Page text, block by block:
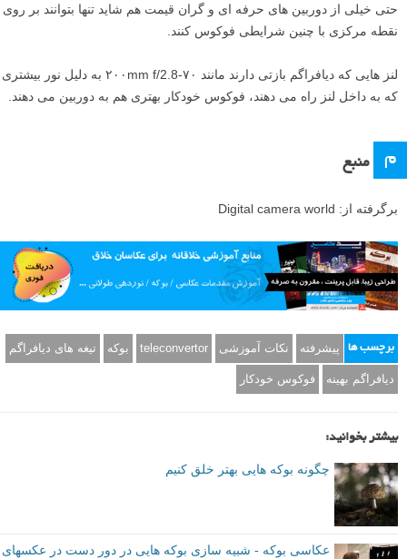
حتی خیلی از دوربین های حرفه ای و گران قیمت هم شاید تنها بتوانند بر روی
نقطه مرکزی با چنین شرایطی فوکوس کنند.
لنز هایی که دیافراگم بازتی دارند مانند ۷۰-۲۰۰mm f/2.8 به دلیل نور بیشتری
که به داخل لنز راه می دهند، فوکوس خودکار بهتری هم به دوربین می دهند.
م منبع
برگرفته از: Digital camera world
برچسب ها پیشرفته نکات آموزشی teleconvertor بوکه تیغه های دیافراگم
دیافراگم بهینه فوکوس خودکار
بیشتر بخوانید:
چگونه بوکه هایی بهتر خلق کنیم
عکاسی بوکه - شبیه سازی بوکه هایی در دور دست در عکسهای